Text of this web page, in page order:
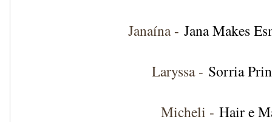
Janaína - Jana Makes
Laryssa - Sorria
Micheli - Hair e